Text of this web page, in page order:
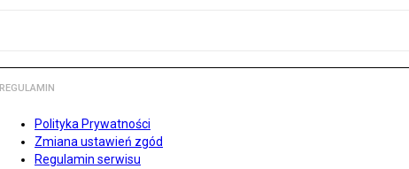
REGULAMIN
Polityka Prywatności
Zmiana ustawień zgód
Regulamin serwisu